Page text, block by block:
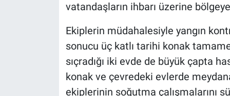
vatandaşların ihbarı üzerine
Ekiplerin müdahalesiyle yangın
sonucu üç katlı tarihi konak
sıçradığı iki evde de büyük çapta
konak ve çevredeki evlerde
ekiplerinin soğutma çalışmalarını